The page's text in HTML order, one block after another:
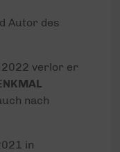
Autor des
2022 verlor er
nach
in